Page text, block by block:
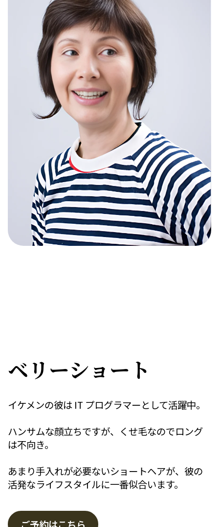
ベリーショート
イケメンの彼は IT プログラマーとして活躍中。
ハンサムな顔立ちですが、くせ毛なのでロング
は不向き。
あまり手入れが必要ないショートヘアが、彼の
活発なライフスタイルに一番似合います。